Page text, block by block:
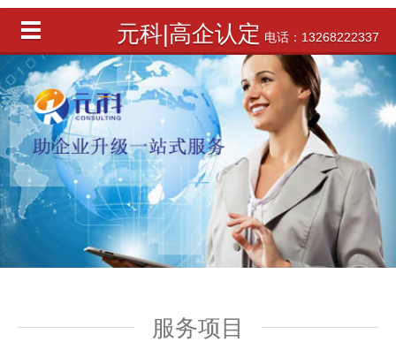
元科|高企认定 电话：13268222337
服务项目